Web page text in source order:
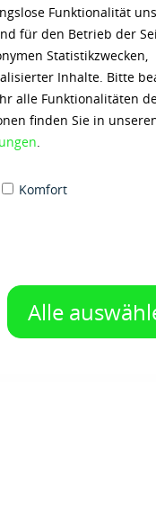
Funktionalität
für den Betrieb der
Statistikzwecken,
Inhalte. Bitte
alle Funktionalitäten
finden Sie in
.
Komfort
Alle
Inhalt: 209 Liter
Nr.: g50023517
1 Gebinde
Auf den Merkzettel